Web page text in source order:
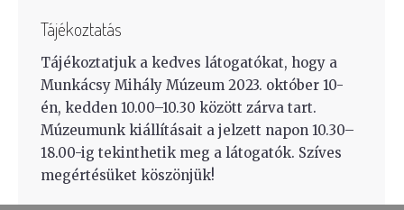
Tájékoztatás
Tájékoztatjuk a kedves látogatókat, hogy a
Munkácsy Mihály Múzeum 2023. október 10-
én, kedden 10.00–10.30 között zárva tart.
Múzeumunk kiállításait a jelzett napon 10.30–
18.00-ig tekinthetik meg a látogatók. Szíves
megértésüket köszönjük!